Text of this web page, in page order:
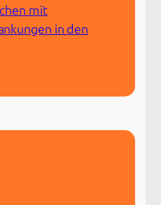
mit
in den